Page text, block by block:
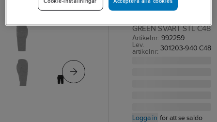
SHORTS FR 2902
GREEN SVART STL C48
Artikelnr: 992259
Lev.
artikelnr: 301203-940 C48
Logga in för att se saldo